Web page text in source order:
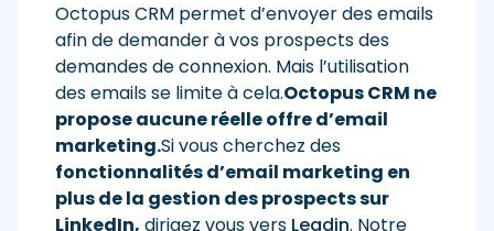
Octopus CRM permet d’envoyer des emails
afin de demander à vos prospects des
demandes de connexion. Mais l’utilisation
des emails se limite à cela.Octopus CRM ne
propose aucune réelle offre d’email
marketing.Si vous cherchez des
fonctionnalités d’email marketing en
plus de la gestion des prospects sur
LinkedIn, dirigez vous vers Leadin. Notre